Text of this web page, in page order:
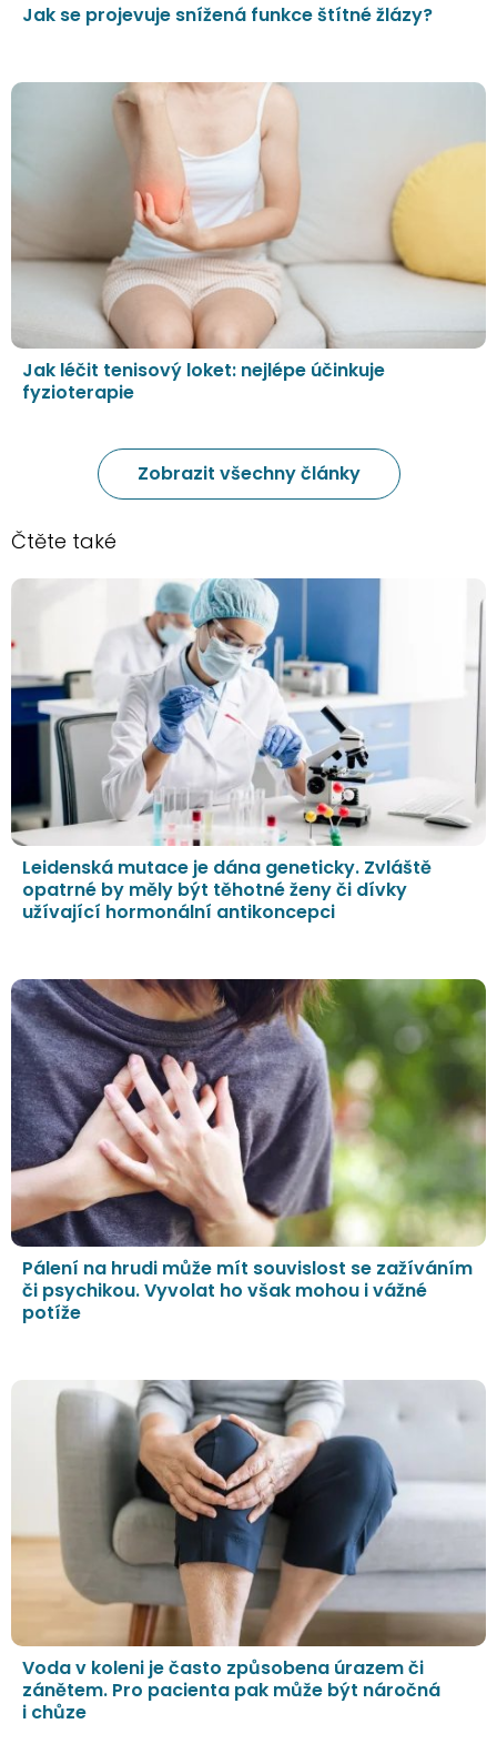
Jak se projevuje snížená funkce štítné žlázy?
Jak léčit tenisový loket: nejlépe účinkuje
fyzioterapie
Zobrazit všechny články
Čtěte také
Leidenská mutace je dána geneticky. Zvláště
opatrné by měly být těhotné ženy či dívky
užívající hormonální antikoncepci
Pálení na hrudi může mít souvislost se zažíváním
či psychikou. Vyvolat ho však mohou i vážné
potíže
Voda v koleni je často způsobena úrazem či
zánětem. Pro pacienta pak může být náročná
i chůze